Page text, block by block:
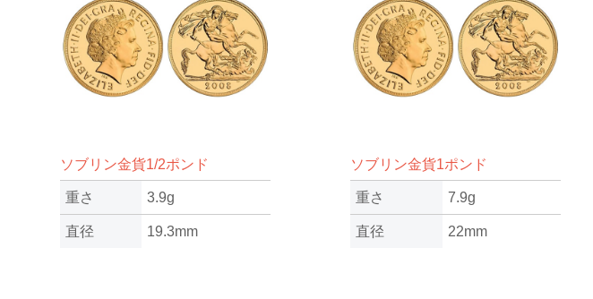
ソブリン金貨1/2ポンド
重さ 3.9g
直径 19.3mm
ソブリン金貨1ポンド
重さ 7.9g
直径 22mm